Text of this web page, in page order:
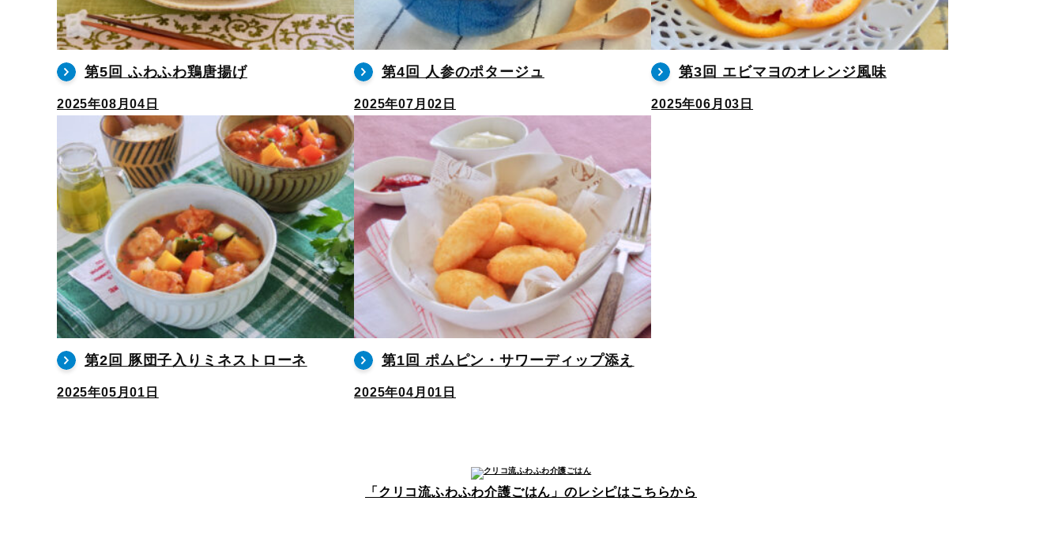
第5回 ふわふわ鶏唐揚げ
2025年08月04日
第4回 人参のポタージュ
2025年07月02日
第3回 エビマヨのオレンジ風味
2025年06月03日
第2回 豚団子入りミネストローネ
2025年05月01日
第1回 ポムピン・サワーディップ添え
2025年04月01日
「クリコ流ふわふわ介護ごはん」のレシピはこちらから